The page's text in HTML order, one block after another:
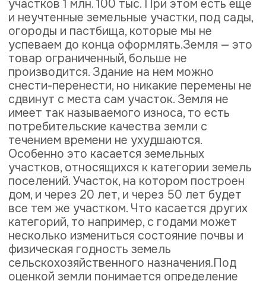
Цена земельного
участка зависит от:
местоположения
влияния внешних факторов
от спроса и предложения на рынке
характера конкуренции
продавцов и покупателей
физических характеристик
инженерного обустройство и